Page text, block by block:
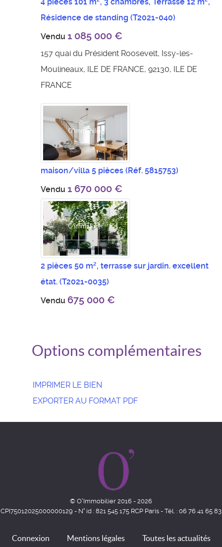
Résidence de standing (T2021-040)
Vendu 1 085 000 €
157 quai du Président Roosevelt, Issy-les-
Moulineaux, ILE DE FRANCE, 92130, ILE DE
FRANCE
maison/villa 5 pièces (Réf. 5815753)
Vendu 1 670 000 €
2 pièces 50 m², terrasse sur jardin. excellent
état. (T2021-0035)
Vendu 675 000 €
Options complémentaires
IMPRIMER LE BIEN
EXPORTER AU FORMAT PDF
© O'Immobilier 2016 - 2026
CPI75012025000000129 - N° id : 821 545 175 RCP Paris - Tél. : 06 76 41 65 83
Connexion Mentions légales Toutes les actualités